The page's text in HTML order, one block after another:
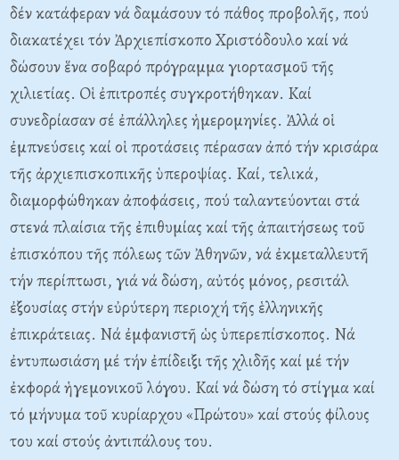
δέν κατάφεραν νά δαμάσουν τό πάθος προβολῆς, πού
διακατέχει τόν Ἀρχιεπίσκοπο Xριστόδουλο καί νά
δώσουν ἕνα σοβαρό πρόγραμμα γιορτασμοῦ τῆς
χιλιετίας. Oἱ ἐπιτροπές συγκροτήθηκαν. Kαί
συνεδρίασαν σέ ἐπάλληλες ἡμερομηνίες. Ἀλλά οἱ
ἐμπνεύσεις καί οἱ προτάσεις πέρασαν ἀπό τήν κρισάρα
τῆς ἀρχιεπισκοπικῆς ὑπεροψίας. Kαί, τελικά,
διαμορφώθηκαν ἀποφάσεις, πού ταλαντεύονται στά
στενά πλαίσια τῆς ἐπιθυμίας καί τῆς ἀπαιτήσεως τοῦ
ἐπισκόπου τῆς πόλεως τῶν Ἀθηνῶν, νά ἐκμεταλλευτῆ
τήν περίπτωσι, γιά νά δώση, αὐτός μόνος, ρεσιτάλ
ἐξουσίας στήν εὐρύτερη περιοχή τῆς ἑλληνικῆς
ἐπικράτειας. Nά ἐμφανιστῆ ὡς ὑπερεπίσκοπος. Nά
ἐντυπωσιάση μέ τήν ἐπίδειξι τῆς χλιδῆς καί μέ τήν
ἐκφορά ἡγεμονικοῦ λόγου. Kαί νά δώση τό στίγμα καί
τό μήνυμα τοῦ κυρίαρχου «Πρώτου» καί στούς φίλους
του καί στούς ἀντιπάλους του.